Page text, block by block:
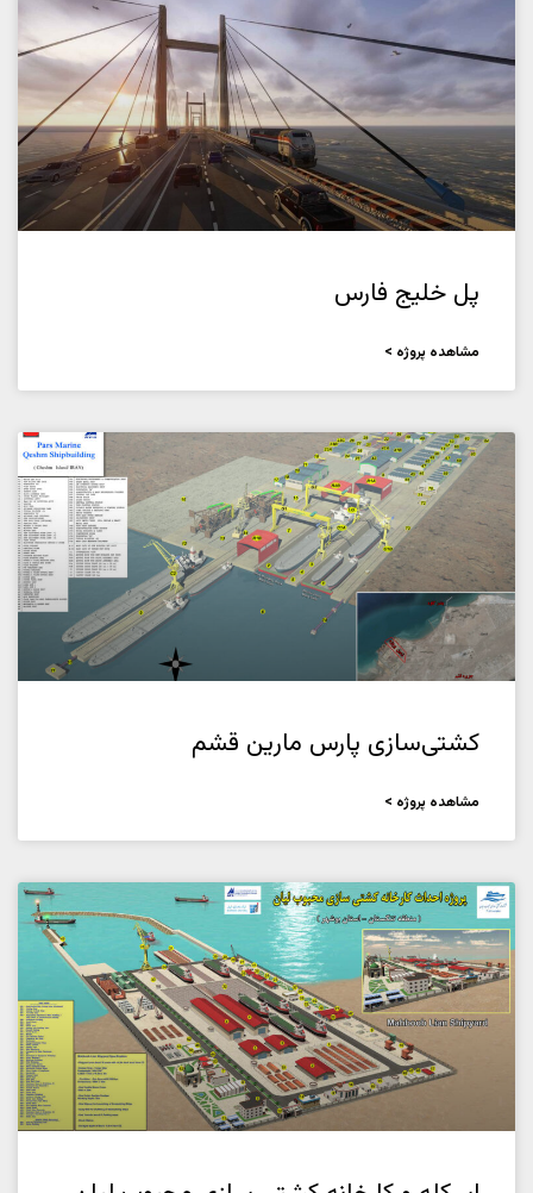
پل خلیج فارس
مشاهده پروژه >
کشتی‌سازی پارس مارین قشم
مشاهده پروژه >